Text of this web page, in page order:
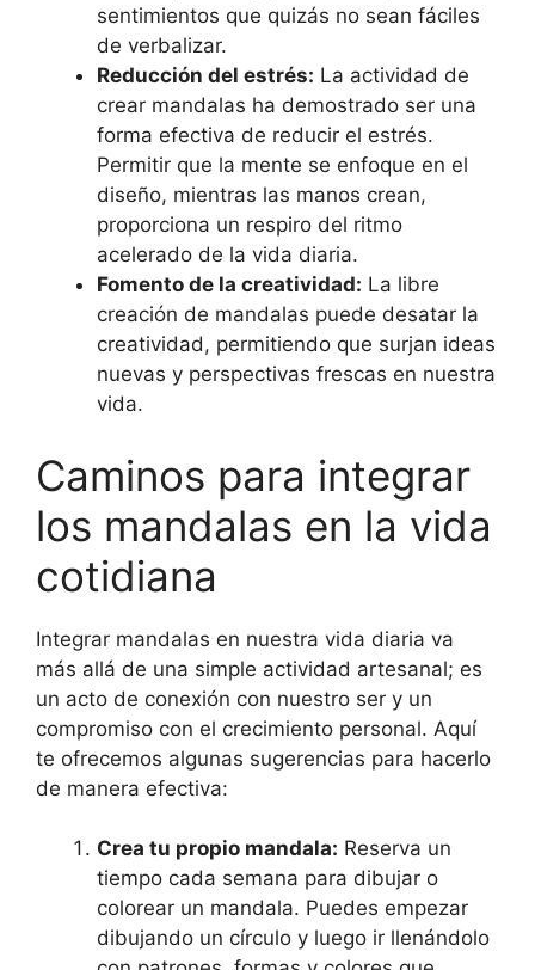
sentimientos que quizás no sean fáciles
de verbalizar.
Reducción del estrés: La actividad de
crear mandalas ha demostrado ser una
forma efectiva de reducir el estrés.
Permitir que la mente se enfoque en el
diseño, mientras las manos crean,
proporciona un respiro del ritmo
acelerado de la vida diaria.
Fomento de la creatividad: La libre
creación de mandalas puede desatar la
creatividad, permitiendo que surjan ideas
nuevas y perspectivas frescas en nuestra
vida.
Caminos para integrar
los mandalas en la vida
cotidiana
Integrar mandalas en nuestra vida diaria va
más allá de una simple actividad artesanal; es
un acto de conexión con nuestro ser y un
compromiso con el crecimiento personal. Aquí
te ofrecemos algunas sugerencias para hacerlo
de manera efectiva:
Crea tu propio mandala: Reserva un
tiempo cada semana para dibujar o
colorear un mandala. Puedes empezar
dibujando un círculo y luego ir llenándolo